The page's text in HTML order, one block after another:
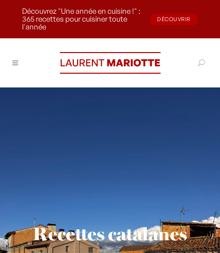
Découvrez "Une année en cuisine !" :
365 recettes pour cuisiner toute
l'année
DÉCOUVRIR
Recettes catalanes